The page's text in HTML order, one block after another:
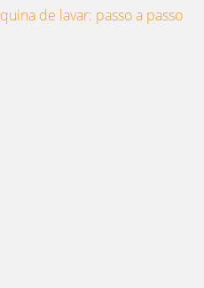
de lavar: passo a passo